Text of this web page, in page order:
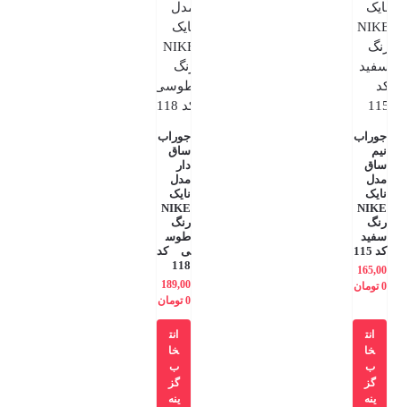
جوراب
نیم
ساق
مدل
نایک
NIKE
رنگ
سفید
کد 115
165,00
0 تومان
انت
خا
ب
گز
ینه
جوراب
ساق
دار
مدل
نایک
NIKE
رنگ
طوس
ی کد
118
189,00
0 تومان
انت
خا
ب
گز
ینه